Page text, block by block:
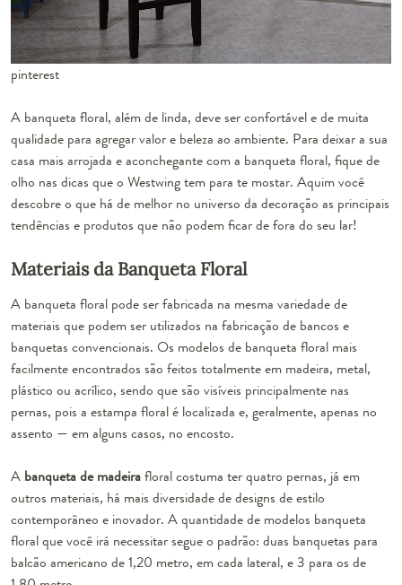
pinterest
A banqueta floral, além de linda, deve ser confortável e de muita
qualidade para agregar valor e beleza ao ambiente. Para deixar a sua
casa mais arrojada e aconchegante com a banqueta floral, fique de
olho nas dicas que o Westwing tem para te mostar. Aquim você
descobre o que há de melhor no universo da decoração as principais
tendências e produtos que não podem ficar de fora do seu lar!
Materiais da Banqueta Floral
A banqueta floral pode ser fabricada na mesma variedade de
materiais que podem ser utilizados na fabricação de bancos e
banquetas convencionais. Os modelos de banqueta floral mais
facilmente encontrados são feitos totalmente em madeira, metal,
plástico ou acrílico, sendo que são visíveis principalmente nas
pernas, pois a estampa floralé localizada e, geralmente, apenas no
assento — em alguns casos, no encosto.
A banqueta de madeirafloral costuma ter quatro pernas, já em
outros materiais, há mais diversidade de designs de estilo
contemporâneo e inovador. A quantidade de modelos banqueta
floral que você irá necessitar segue o padrão: duas banquetas para
balcão americano de 1,20 metro, em cada lateral, e 3 para os de